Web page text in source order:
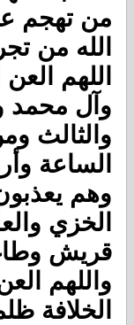
من تهجم
الله من
اللهم
وآل محمد
والثالث
الساعة
وهم
الخزي
قريش
واللهم
الخلافة